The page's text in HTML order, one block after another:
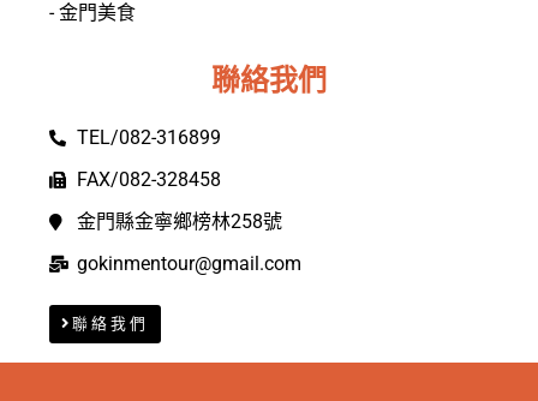
- 金門美食
聯絡我們
TEL/082-316899
FAX/082-328458
金門縣金寧鄉榜林258號
gokinmentour@gmail.com
聯絡我們